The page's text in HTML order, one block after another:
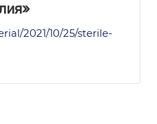
2021/10/25/sterile-